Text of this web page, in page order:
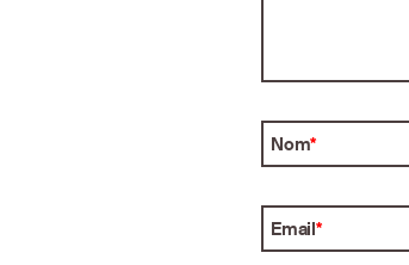
Nom*
Email*